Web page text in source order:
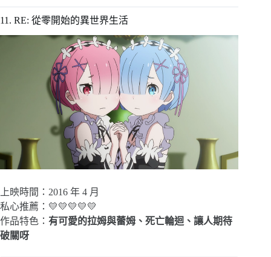
11. RE: 從零開始的異世界生活
上映時間：2016 年 4 月
私心推薦：💛💛💛💛💛
作品特色： 有可愛的拉姆與蕾姆、死亡輪迴、讓人期待
破關呀